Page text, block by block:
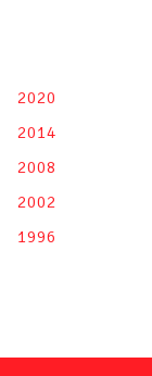
2020
2014
2008
2002
1996